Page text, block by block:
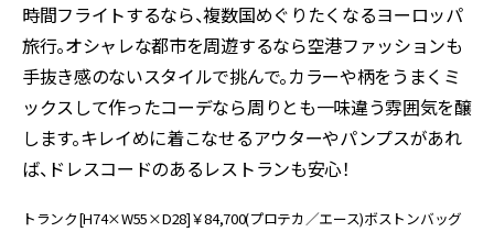
時間フライトするなら、複数国めぐりたくなるヨーロッパ
旅行。オシャレな都市を周遊するなら空港ファッションも
手抜き感のないスタイルで挑んで。カラーや柄をうまくミ
ックスして作ったコーデなら周りとも一味違う雰囲気を醸
します。キレイめに着こなせるアウターやパンプスがあれ
ば、ドレスコードのあるレストランも安心！
トランク[H74×W55×D28]￥84,700(プロテカ／エース)ボストンバッグ